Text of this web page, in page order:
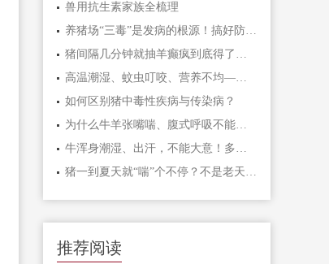
兽用抗生素家族全梳理
养猪场“三毒”是发病的根源！搞好防治很重要！
猪间隔几分钟就抽羊癫疯到底得了什么病呢？
高温潮湿、蚊虫叮咬、营养不均——猪湿疹三大诱因及预防对策
如何区别猪中毒性疾病与传染病？
为什么牛羊张嘴喘、腹式呼吸不能一上来就打氟苯尼考多西环素、卡那霉素泰乐菌素等？而是先打氨茶碱、呋塞米、地塞米松？
推荐阅读